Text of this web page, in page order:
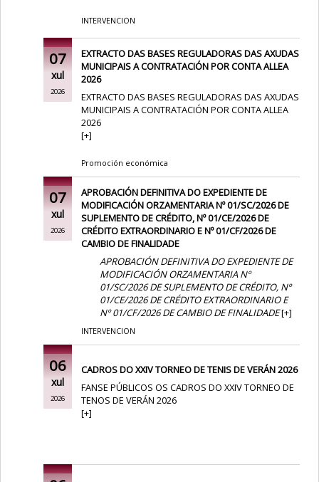
INTERVENCION
07
xul
2026
EXTRACTO DAS BASES REGULADORAS DAS AXUDAS
MUNICIPAIS A CONTRATACIÓN POR CONTA ALLEA
2026
EXTRACTO DAS BASES REGULADORAS DAS AXUDAS
MUNICIPAIS A CONTRATACIÓN POR CONTA ALLEA
2026
[+]
Promoción económica
07
xul
2026
APROBACIÓN DEFINITIVA DO EXPEDIENTE DE
MODIFICACIÓN ORZAMENTARIA Nº 01/SC/2026 DE
SUPLEMENTO DE CRÉDITO, Nº 01/CE/2026 DE
CRÉDITO EXTRAORDINARIO E Nº 01/CF/2026 DE
CAMBIO DE FINALIDADE
APROBACIÓN DEFINITIVA DO EXPEDIENTE DE
MODIFICACIÓN ORZAMENTARIA Nº
01/SC/2026 DE SUPLEMENTO DE CRÉDITO, Nº
01/CE/2026 DE CRÉDITO EXTRAORDINARIO E
Nº 01/CF/2026 DE CAMBIO DE FINALIDADE[+]
INTERVENCION
06
xul
2026
CADROS DO XXIV TORNEO DE TENIS DE VERÁN 2026
FANSE PÚBLICOS OS CADROS DO XXIV TORNEO DE
TENOS DE VERÁN 2026
[+]